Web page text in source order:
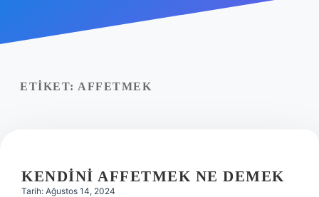
Yasal Uyarı
ETIKET: AFFETMEK
KENDINI AFFETMEK NE DEMEK
Tarih: Ağustos 14, 2024